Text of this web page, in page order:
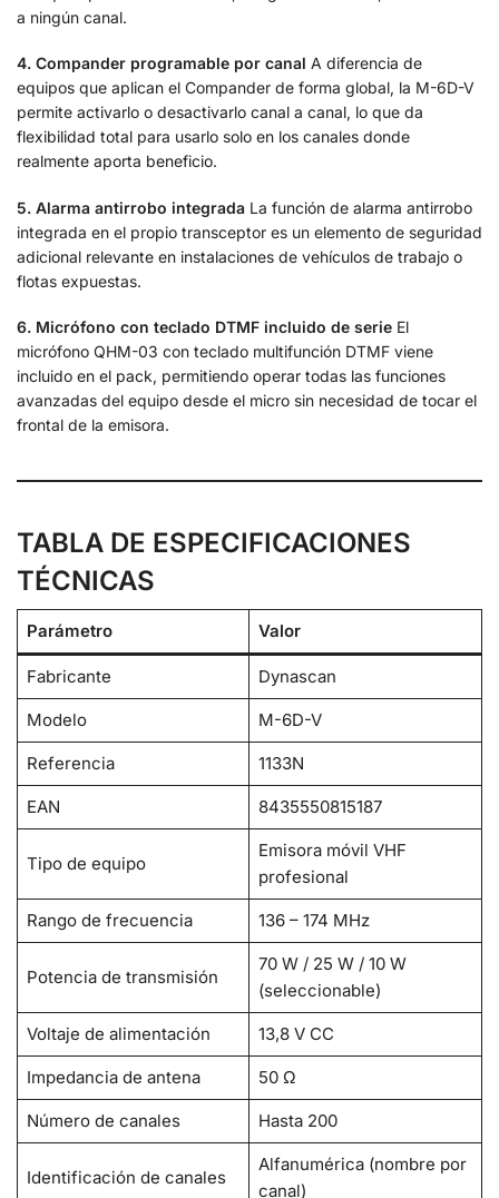
a ningún canal.
4. Compander programable por canal A diferencia de
equipos que aplican el Compander de forma global, la M-6D-V
permite activarlo o desactivarlo canal a canal, lo que da
flexibilidad total para usarlo solo en los canales donde
realmente aporta beneficio.
5. Alarma antirrobo integrada La función de alarma antirrobo
integrada en el propio transceptor es un elemento de seguridad
adicional relevante en instalaciones de vehículos de trabajo o
flotas expuestas.
6. Micrófono con teclado DTMF incluido de serie El
micrófono QHM-03 con teclado multifunción DTMF viene
incluido en el pack, permitiendo operar todas las funciones
avanzadas del equipo desde el micro sin necesidad de tocar el
frontal de la emisora.
TABLA DE ESPECIFICACIONES
TÉCNICAS
Parámetro Valor
Fabricante Dynascan
Modelo M-6D-V
Referencia 1133N
EAN 8435550815187
Tipo de equipo
Emisora móvil VHF
profesional
Rango de frecuencia 136 – 174 MHz
Potencia de transmisión
70 W / 25 W / 10 W
(seleccionable)
Voltaje de alimentación 13,8 V CC
Impedancia de antena 50 Ω
Número de canales Hasta 200
Identificación de canales
Alfanumérica (nombre por
canal)